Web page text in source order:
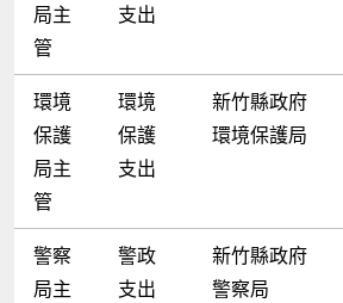
局主
管
支出
環境
保護
局主
管
環境
保護
支出
新竹縣政府
環境保護局
警察
局主
警政
支出
新竹縣政府
警察局